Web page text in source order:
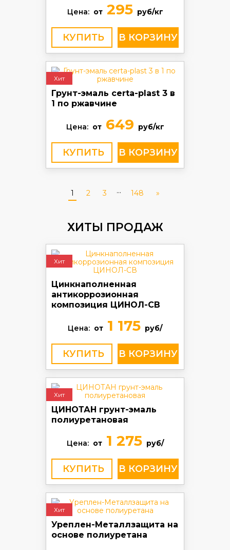
Цена: от295 руб/кг
КУПИТЬ
Хит
Грунт-эмаль certa-plast 3 в
1 по ржавчине
Цена: от649 руб/кг
КУПИТЬ
1 2 3 ... 148 »
ХИТЫ ПРОДАЖ
Хит
Цинкнаполненная
антикоррозионная
композиция ЦИНОЛ-СВ
Цена: от 1 175 руб/
КУПИТЬ
Хит
ЦИНОТАН грунт-эмаль
полиуретановая
Цена: от1 275 руб/
КУПИТЬ
Хит
Уреплен-Металлзащита на
основе полиуретана